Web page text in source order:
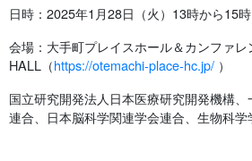
日時：2025年1月28日（火）13時から15
会場：大手町プレイスホール＆カンファレ
HALL（https://otemachi-place-hc.jp/ ）
国立研究開発法人日本医療研究開発機構
連合、日本脳科学関連学会連合、生物科